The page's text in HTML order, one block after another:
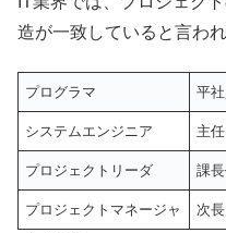
造が一致していると言わ
プログラマ 平
システムエンジニア 主
プロジェクトリーダ 課
プロジェクトマネージャ 次